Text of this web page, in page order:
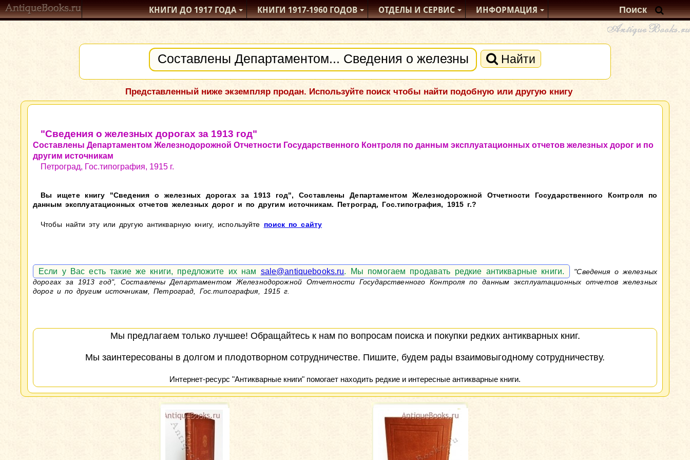
КНИГИ ДО 1917ГОДА КНИГИ1917-1960ГОДОВ ОТДЕЛЫИ СЕРВИС ИНФОРМАЦИЯ
Найти
Представленный ниже экземпляр продан. Используйте поиск чтобы найти подобную или другую книгу
"Сведения о железных дорогах за 1913 год"
Составлены Департаментом Железнодорожной Отчетности Государственного Контроля по данным эксплуатационных отчетов железных дорог и по
другим источникам
Петроград, Гос.типография, 1915 г.
Вы ищете книгу "Сведения о железных дорогах за 1913 год", Составлены Департаментом Железнодорожной Отчетности Государственного Контроля по
данным эксплуатационных отчетов железных дорог и по другим источникам. Петроград, Гос.типография, 1915 г.?
Чтобы найти эту или другую антикварную книгу, используйте поиск по сайту
Если у Вас есть такие же книги, предложите их нам sale@antiquebooks.ru. Мы помогаем продавать редкие антикварные книги.
"Сведения о железных
дорогах за 1913 год", Составлены Департаментом Железнодорожной Отчетности Государственного Контроля по данным эксплуатационных отчетов железных
дорог и по другим источникам, Петроград, Гос.типография, 1915 г.
Мы предлагаем только лучшее! Обращайтесь к нам по вопросам поиска и покупки редких антикварных книг.
Мы заинтересованы в долгом и плодотворном сотрудничестве. Пишите, будем рады взаимовыгодному сотрудничеству.
Интернет-ресурс "Антикварные книги" помогает находить редкие и интересные антикварные книги.